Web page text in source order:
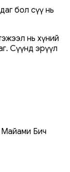
бол сүү нь
нь хүний
Сүүнд эрүүл
Майами Бич